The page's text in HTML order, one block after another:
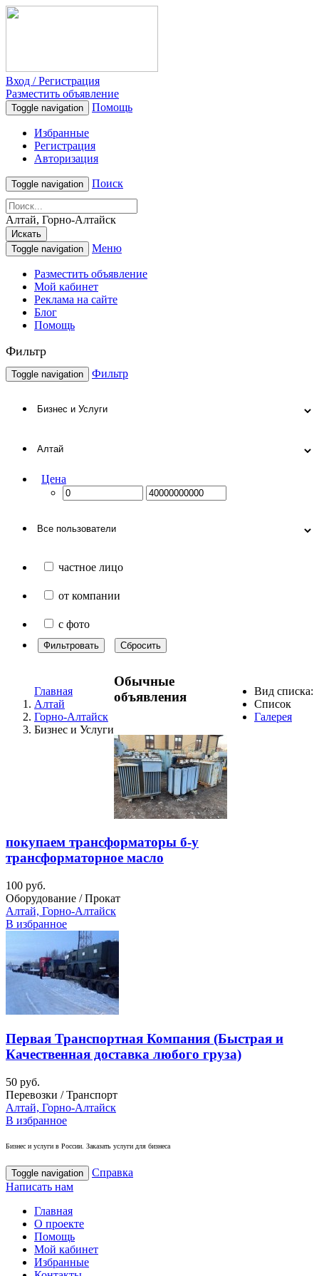
Вход / Регистрация
Разместить объявление
Toggle navigation Помощь
Избранные
Регистрация
Авторизация
Toggle navigation Поиск
Алтай, Горно-Алтайск
Искать
Toggle navigation
Меню
Разместить объявление
Мой кабинет
Реклама на сайте
Блог
Помощь
Фильтр
Toggle navigation Фильтр
Цена
частное лицо
от компании
с фото
Фильтровать Сбросить
Главная
Алтай
Горно-Алтайск
Бизнес и Услуги
Вид списка:
Список
Галерея
Обычные
объявления
покупаем трансформаторы б-у
трансформаторное масло
100 руб.
Оборудование / Прокат
Алтай, Горно-Алтайск
В избранное
Первая Транспортная Компания (Быстрая и
Качественная доставка любого груза)
50 руб.
Перевозки / Транспорт
Алтай, Горно-Алтайск
В избранное
Бизнес и услуги в России. Заказать услуги для бизнеса
Toggle navigation
Справка
Написать нам
Главная
О проекте
Помощь
Мой кабинет
Избранные